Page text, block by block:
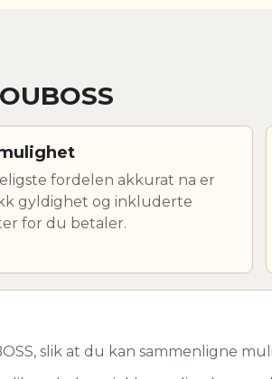
fordelen akkurat na er
gyldighet og inkluderte
for du betaler.
slik at du kan sammenligne